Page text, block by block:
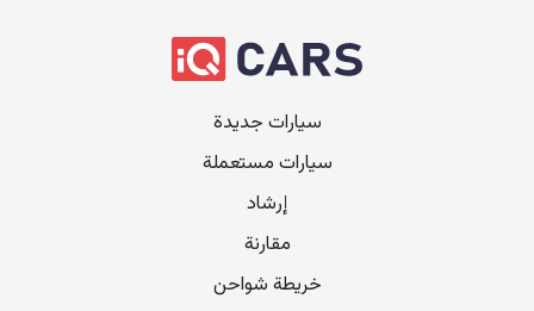
سيارات جديدة
سيارات مستعملة
إرشاد
مقارنة
خريطة شواحن